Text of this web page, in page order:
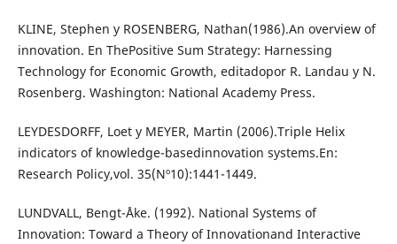
KLINE, Stephen y ROSENBERG, Nathan(1986).An overview of
innovation. En ThePositive Sum Strategy: Harnessing
Technology for Economic Growth, editadopor R. Landau y N.
Rosenberg. Washington: National Academy Press.
LEYDESDORFF, Loet y MEYER, Martin (2006).Triple Helix
indicators of knowledge-basedinnovation systems.En:
Research Policy,vol. 35(Nº10):1441-1449.
LUNDVALL, Bengt-Åke. (1992). National Systems of
Innovation: Toward a Theory of Innovationand Interactive